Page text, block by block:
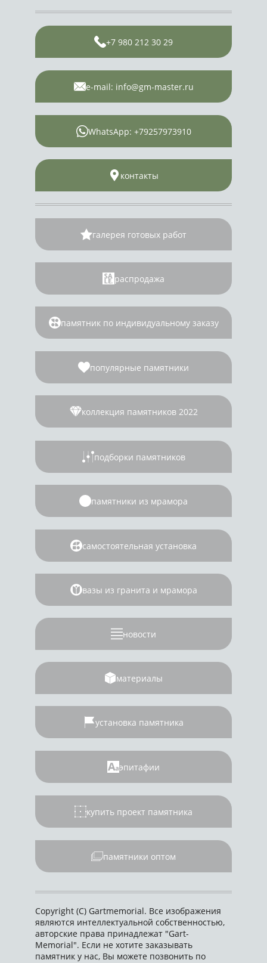
+7 980 212 30 29
e-mail: info@gm-master.ru
WhatsApp: +79257973910
контакты
галерея готовых работ
распродажа
памятник по индивидуальному заказу
популярные памятники
коллекция памятников 2022
подборки памятников
памятники из мрамора
самостоятельная установка
вазы из гранита и мрамора
новости
материалы
установка памятника
эпитафии
купить проект памятника
памятники оптом
Copyright (C) Gartmemorial. Все изображения
являются интеллектуальной собственностью,
авторские права принадлежат "Gart-
Memorial". Если не хотите заказывать
памятник у нас, Вы можете позвонить по